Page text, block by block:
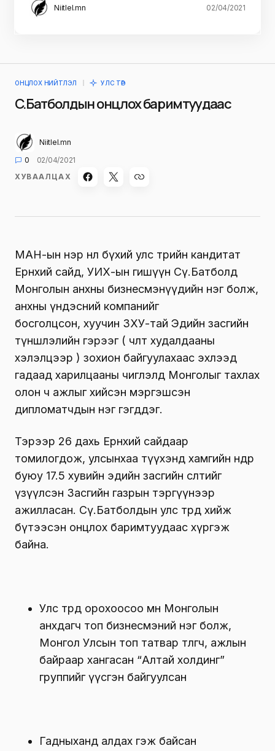
Niitlel.mn 02/04/2021
ОНЦЛОХ НИЙТЛЭЛ УЛС ТӨР
Сү.Батболдын онцлох баримтуудаас
Niitlel.mn
0
02/04/2021
ХУВААЛЦАХ
МАН-ын нэр нөлөө бүхий улс төрийн кандитат
Ерөнхий сайд, УИХ-ын гишүүн Сү.Батболд
Монголын анхны бизнесмэнүүдийн нэг болж,
анхны үндэсний компанийг
босголцсон, хуучин ЗХУ-тай Эдийн засгийн
түншлэлийн гэрээг ( чөлөөт худалдааны
хэлэлцээр ) зохион байгуулахаас эхлээд
гадаад харилцааны чиглэлд Монголыг тахлах
олон ч ажлыг хийсэн мэргэшсэн
дипломатчдын нэг гэгддэг.
Тэрээр 26 дахь Ерөнхий сайдаар
томилогдож, улсынхаа түүхэнд хамгийн өндөр
буюу 17.5 хувийн эдийн засгийн өсөлтийг
үзүүлсэн Засгийн газрын тэргүүнээр
ажилласан. Сү.Батболдын улс төрд хийж
бүтээсэн онцлох баримтуудаас хүргэж
байна.
Улс төрд орохоосоо өмнө Монголын
анхдагч топ бизнесмэний нэг болж,
Монгол Улсын топ татвар төлөгч, ажлын
байраар хангасан “Алтай холдинг”
группийг үүсгэн байгуулсан
Гадныханд алдах гэж байсан